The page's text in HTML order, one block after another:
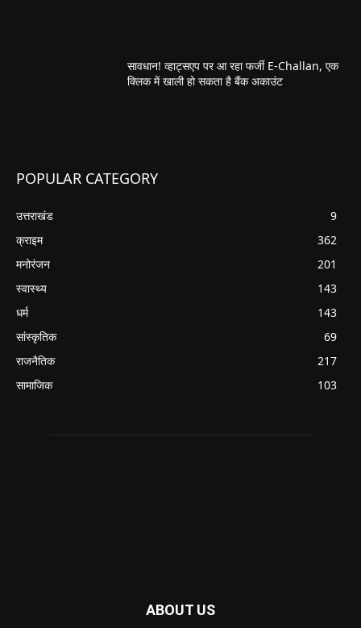
सावधान! व्हाट्सएप पर आ रहा फर्जी E-Challan, एक
क्लिक में खाली हो सकता है बैंक अकाउंट
POPULAR CATEGORY
उत्तराखंड
9
क्राइम
362
मनोरंजन
201
स्वास्थ्य
143
धर्म
143
सांस्कृतिक
69
राजनैतिक
217
सामाजिक
103
ABOUT US